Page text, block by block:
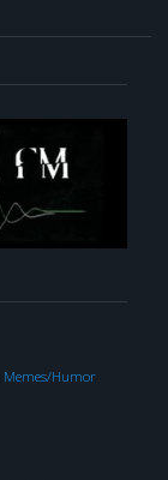
Memes/Humor